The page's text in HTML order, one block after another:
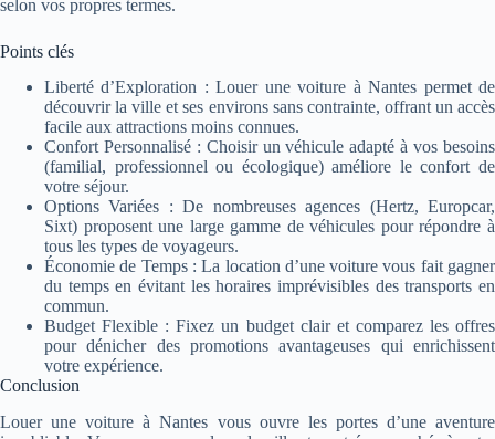
selon vos propres termes.
Points clés
Liberté d’Exploration : Louer une voiture à Nantes permet de
découvrir la ville et ses environs sans contrainte, offrant un accès
facile aux attractions moins connues.
Confort Personnalisé : Choisir un véhicule adapté à vos besoins
(familial, professionnel ou écologique) améliore le confort de
votre séjour.
Options Variées : De nombreuses agences (Hertz, Europcar,
Sixt) proposent une large gamme de véhicules pour répondre à
tous les types de voyageurs.
Économie de Temps : La location d’une voiture vous fait gagner
du temps en évitant les horaires imprévisibles des transports en
commun.
Budget Flexible : Fixez un budget clair et comparez les offres
pour dénicher des promotions avantageuses qui enrichissent
votre expérience.
Conclusion
Louer une voiture à Nantes vous ouvre les portes d’une aventure